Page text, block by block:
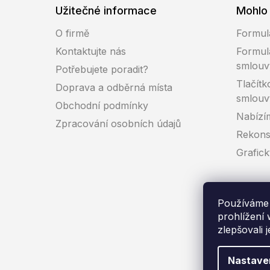
prohlížení
zlepšovali
Užitečné informace
O firmě
Kontaktujte nás
Potřebujete poradit?
Doprava a odběrná místa
Obchodní podmínky
Zpracování osobních údajů